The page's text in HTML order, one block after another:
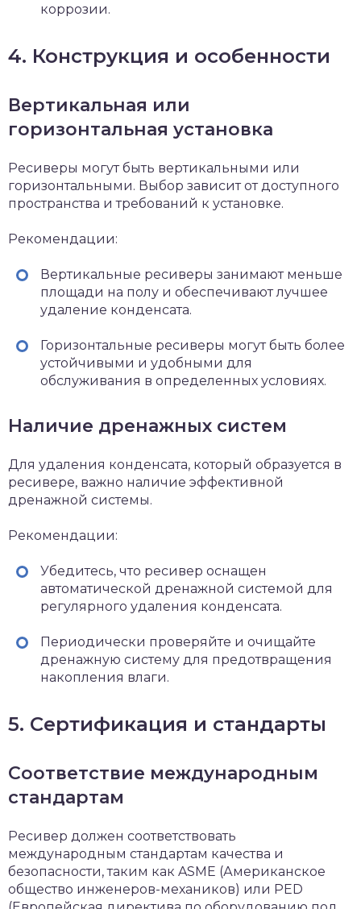
коррозии.
4. Конструкция и особенности
Вертикальная или
горизонтальная установка
Ресиверы могут быть вертикальными или
горизонтальными. Выбор зависит от доступного
пространства и требований к установке.
Рекомендации:
Вертикальные ресиверы занимают меньше
площади на полу и обеспечивают лучшее
удаление конденсата.
Горизонтальные ресиверы могут быть более
устойчивыми и удобными для
обслуживания в определенных условиях.
Наличие дренажных систем
Для удаления конденсата, который образуется в
ресивере, важно наличие эффективной
дренажной системы.
Рекомендации:
Убедитесь, что ресивер оснащен
автоматической дренажной системой для
регулярного удаления конденсата.
Периодически проверяйте и очищайте
дренажную систему для предотвращения
накопления влаги.
5. Сертификация и стандарты
Соответствие международным
стандартам
Ресивер должен соответствовать
международным стандартам качества и
безопасности, таким как ASME (Американское
общество инженеров-механиков) или PED